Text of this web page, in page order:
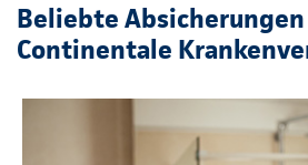
Beliebte
Continentale